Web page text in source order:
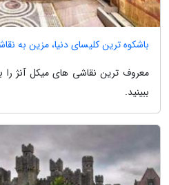
باشکوه ترین کلیسای دنیا، مزین به
معروف ترین نقاشی های میکل آنژ را
ببینید.